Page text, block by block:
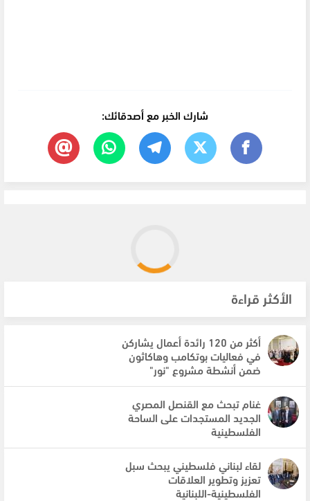
شارك الخبر مع أصدقائك:
الأكثر قراءة
أكثر من 120 رائدة أعمال يشاركن
في فعاليات بوتكامب وهاكاثون
ضمن أنشطة مشروع "نور"
غنام تبحث مع القنصل المصري
الجديد المستجدات على الساحة
الفلسطينية
لقاء لبناني فلسطيني يبحث سبل
تعزيز وتطوير العلاقات
الفلسطينية-اللبنانية